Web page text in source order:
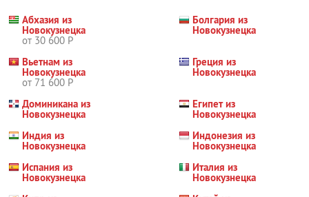
Абхазия из
Новокузнецка
от 30 600 Р
Болгария из
Новокузнецка
Вьетнам из
Новокузнецка
от 71 600 Р
Греция из
Новокузнецка
Доминикана из
Новокузнецка
Египет из
Новокузнецка
Индия из
Новокузнецка
Индонезия из
Новокузнецка
Испания из
Новокузнецка
Италия из
Новокузнецка